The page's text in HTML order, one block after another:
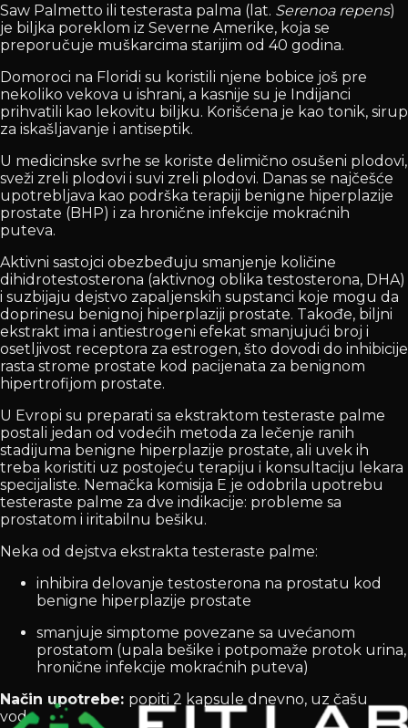
Saw Palmetto ili testerasta palma (lat. Serenoa repens)
je biljka poreklom iz Severne Amerike, koja se
preporučuje muškarcima starijim od 40 godina.
Domoroci na Floridi su koristili njene bobice još pre
nekoliko vekova u ishrani, a kasnije su je Indijanci
prihvatili kao lekovitu biljku. Korišćena je kao tonik, sirup
za iskašljavanje i antiseptik.
U medicinske svrhe se koriste delimično osušeni plodovi,
sveži zreli plodovi i suvi zreli plodovi. Danas se najčešće
upotrebljava kao podrška terapiji benigne hiperplazije
prostate (BHP) i za hronične infekcije mokraćnih
puteva.
Aktivni sastojci obezbeđuju smanjenje količine
dihidrotestosterona (aktivnog oblika testosterona, DHA)
i suzbijaju dejstvo zapaljenskih supstanci koje mogu da
doprinesu benignoj hiperplaziji prostate. Takođe, biljni
ekstrakt ima i antiestrogeni efekat smanjujući broj i
osetljivost receptora za estrogen, što dovodi do inhibicije
rasta strome prostate kod pacijenata za benignom
hipertrofijom prostate.
U Evropi su preparati sa ekstraktom testeraste palme
postali jedan od vodećih metoda za lečenje ranih
stadijuma benigne hiperplazije prostate, ali uvek ih
treba koristiti uz postojeću terapiju i konsultaciju lekara
specijaliste. Nemačka komisija E je odobrila upotrebu
testeraste palme za dve indikacije: probleme sa
prostatom i iritabilnu bešiku.
Neka od dejstva ekstrakta testeraste palme:
inhibira delovanje testosterona na prostatu kod
benigne hiperplazije prostate
smanjuje simptome povezane sa uvećanom
prostatom (upala bešike i potpomaže protok urina,
hronične infekcije mokraćnih puteva)
Način upotrebe: popiti 2 kapsule dnevno, uz čašu
vode.